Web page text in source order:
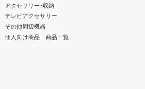
アクセサリー・収納
テレビアクセサリー
その他周辺機器
個人向け商品 商品一覧